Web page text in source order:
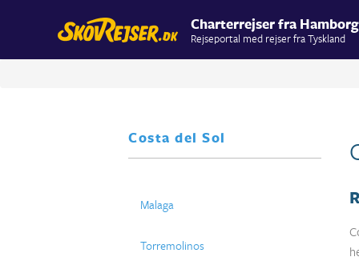
Charterrejser fra
Rejseportal med rejser fra Tyskland
Costa del Sol
Malaga
Torremolinos